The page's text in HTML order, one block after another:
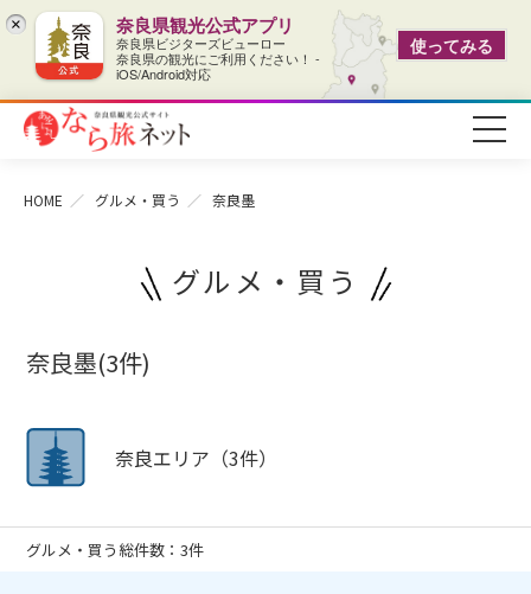
× 奈良県観光公式アプリ
奈良県ビジターズビューロー
奈良県の観光にご利用ください！ -
iOS/Android対応
使ってみる
HOME グルメ・買う 奈良墨
グルメ・買う
奈良墨(3件)
奈良エリア（3件）
グルメ・買う総件数：3件